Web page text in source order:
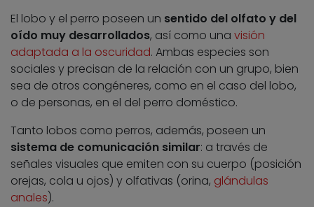
El lobo y el perro poseen un sentido del olfato y del
oído muy desarrollados, así como una visión
adaptada a la oscuridad. Ambas especies son
sociales y precisan de la relación con un grupo, bien
sea de otros congéneres, como en el caso del lobo,
o de personas, en el del perro doméstico.
Tanto lobos como perros, además, poseen un
sistema de comunicación similar: a través de
señales visuales que emiten con su cuerpo (posición
orejas, cola u ojos) y olfativas (orina, glándulas
anales).